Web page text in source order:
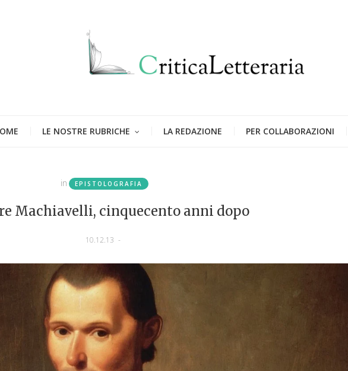
LE NOSTRE RUBRICHE LA REDAZIONE PER COLLABORAZIONI
in EPISTOLOGRAFIA
Machiavelli, cinquecento anni dopo
10.12.13 -